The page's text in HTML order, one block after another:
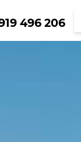
496 206